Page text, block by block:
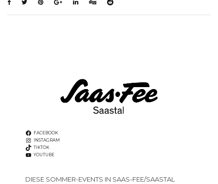
FACEBOOK
INSTAGRAM
TIKTOK
YOUTUBE
DIESE SOMMER-EVENTS IN SAAS-FEE/SAASTAL